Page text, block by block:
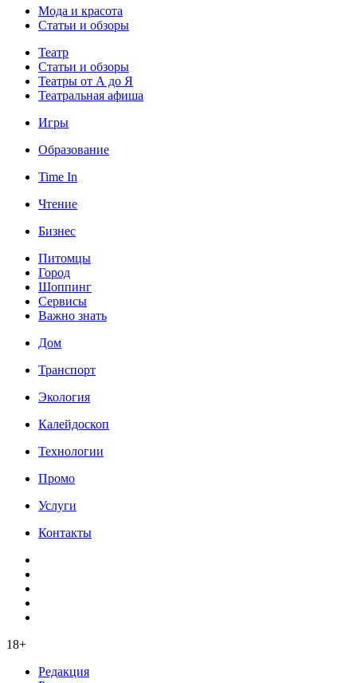
Мода и красота
Статьи и обзоры
Театр
Статьи и обзоры
Театры от А до Я
Театральная афиша
Игры
Образование
Time In
Чтение
Бизнес
Питомцы
Город
Шоппинг
Сервисы
Важно знать
Дом
Транспорт
Экология
Калейдоскоп
Технологии
Промо
Услуги
Контакты
18+
Редакция